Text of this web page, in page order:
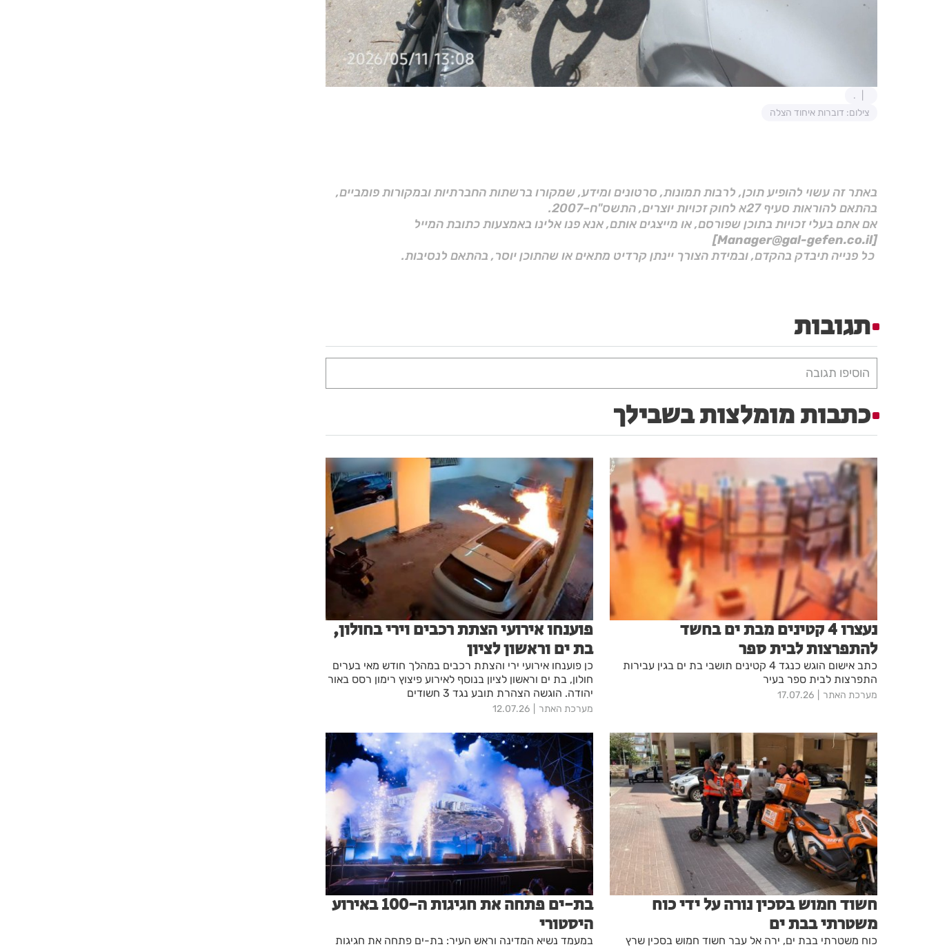
.
צילום: דוברות איחוד הצלה
באתר זה עשוי להופיע תוכן, לרבות תמונות, סרטונים ומידע, שמקורו ברשתות החברתיות ובמקורות פומביים,
בהתאם להוראות סעיף 27א לחוק זכויות יוצרים, התשס"ח–2007.
אם אתם בעלי זכויות בתוכן שפורסם, או מייצגים אותם, אנא פנו אלינו באמצעות כתובת המייל
[Manager@gal-gefen.co.il]
כל פנייה תיבדק בהקדם, ובמידת הצורך יינתן קרדיט מתאים או שהתוכן יוסר, בהתאם לנסיבות.
תגובות
הוסיפו תגובה
כתבות מומלצות בשבילך
נעצרו 4 קטינים מבת ים בחשד
להתפרצות לבית ספר
כתב אישום הוגש כנגד 4 קטינים תושבי בת ים בגין עבירות
התפרצות לבית ספר בעיר
מערכת האתר 17.07.26
פוענחו אירועי הצתת רכבים וירי בחולון,
בת ים וראשון לציון
כן פוענחו אירועי ירי והצתת רכבים במהלך חודש מאי בערים
חולון, בת ים וראשון לציון בנוסף לאירוע פיצוץ רימון רסס באור
יהודה. הוגשה הצהרת תובע נגד 3 חשודים
מערכת האתר 12.07.26
חשוד חמוש בסכין נורה על ידי כוח
משטרתי בבת ים
כוח משטרתי בבת ים, ירה אל עבר חשוד חמוש בסכין שרץ
בת-ים פתחה את חגיגות ה-100 באירוע
היסטורי
במעמד נשיא המדינה וראש העיר: בת-ים פתחה את חגיגות